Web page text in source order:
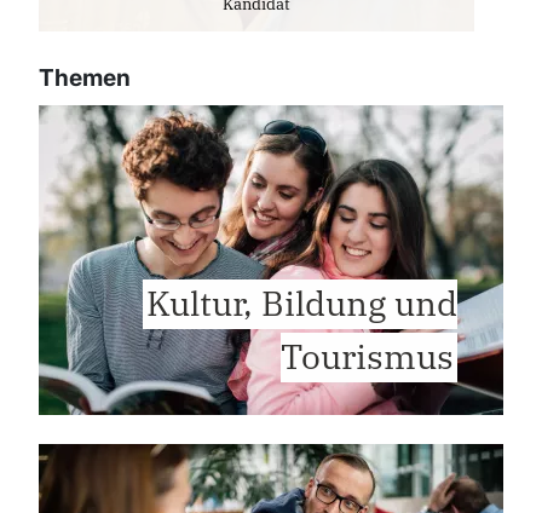
Themen
Kultur, Bildung und
Tourismus